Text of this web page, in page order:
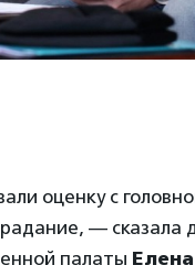
оценку с
— сказала
палаты